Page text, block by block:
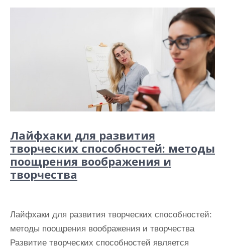
Лайфхаки для развития
творческих способностей: методы
поощрения воображения и
творчества
Лайфхаки для развития творческих способностей:
методы поощрения воображения и творчества
Развитие творческих способностей является